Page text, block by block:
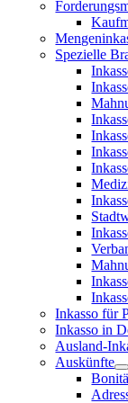
Spezielle
Inkasso für
Inkasso in
Ausland-
Auskünfte